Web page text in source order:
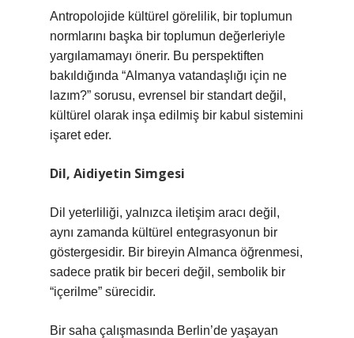
Antropolojide kültürel görelilik, bir toplumun
normlarını başka bir toplumun değerleriyle
yargılamamayı önerir. Bu perspektiften
bakıldığında “Almanya vatandaşlığı için ne
lazım?” sorusu, evrensel bir standart değil,
kültürel olarak inşa edilmiş bir kabul sistemini
işaret eder.
Dil, Aidiyetin Simgesi
Dil yeterliliği, yalnızca iletişim aracı değil,
aynı zamanda kültürel entegrasyonun bir
göstergesidir. Bir bireyin Almanca öğrenmesi,
sadece pratik bir beceri değil, sembolik bir
“içerilme” sürecidir.
Bir saha çalışmasında Berlin’de yaşayan